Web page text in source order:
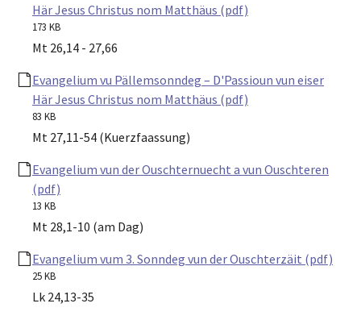
Här Jesus Christus nom Matthäus (pdf)
173 KB
Mt 26,14 - 27,66
Evangelium vu Pällemsonndeg – D'Passioun vun eiser
Här Jesus Christus nom Matthäus (pdf)
83 KB
Mt 27,11-54 (Kuerzfaassung)
Evangelium vun der Ouschternuecht a vun Ouschteren
(pdf)
13 KB
Mt 28,1-10 (am Dag)
Evangelium vum 3. Sonndeg vun der Ouschterzäit (pdf)
25 KB
Lk 24,13-35